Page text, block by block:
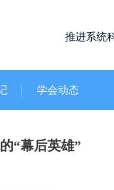
推进系统
学会动态
“幕后英雄”